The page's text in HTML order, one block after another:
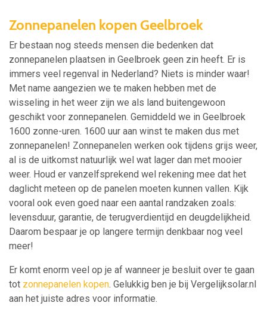
Zonnepanelen kopen Geelbroek
Er bestaan nog steeds mensen die bedenken dat
zonnepanelen plaatsen in Geelbroek geen zin heeft. Er is
immers veel regenval in Nederland? Niets is minder waar!
Met name aangezien we te maken hebben met de
wisseling in het weer zijn we als land buitengewoon
geschikt voor zonnepanelen. Gemiddeld we in Geelbroek
1600 zonne-uren. 1600 uur aan winst te maken dus met
zonnepanelen! Zonnepanelen werken ook tijdens grijs weer,
al is de uitkomst natuurlijk wel wat lager dan met mooier
weer. Houd er vanzelfsprekend wel rekening mee dat het
daglicht meteen op de panelen moeten kunnen vallen. Kijk
vooral ook even goed naar een aantal randzaken zoals:
levensduur, garantie, de terugverdientijd en deugdelijkheid.
Daarom bespaar je op langere termijn denkbaar nog veel
meer!
Er komt enorm veel op je af wanneer je besluit over te gaan
tot zonnepanelen kopen. Gelukkig ben je bij Vergelijksolar.nl
aan het juiste adres voor informatie.